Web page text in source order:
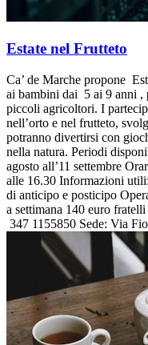
Estate nel Frutteto
Ca’ de Marche propone
ai bambini dai 5 ai 9 anni ,
piccoli agricoltori. I
nell’orto e nel frutteto,
potranno divertirsi con
nella natura. Periodi
agosto all’11 settembre
alle 16.30 Informazioni
di anticipo e posticipo
a settimana 140 euro
347 1155850 Sede: Via